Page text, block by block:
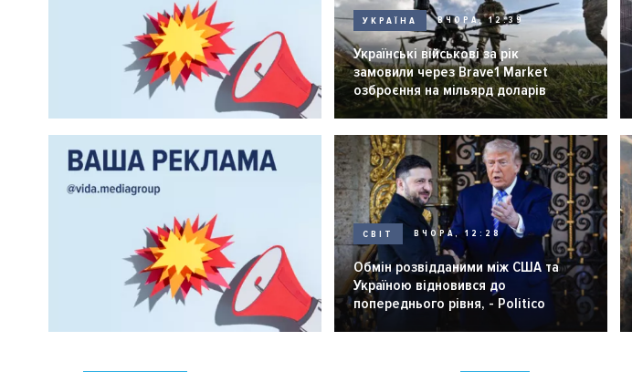
УКРАЇНА ВЧОРА, 12:39
Українські військові за рік
замовили через Brave1 Market
озброєння на мільярд доларів
СВІТ ВЧОРА, 12:28
Обмін розвідданими між США та
Україною відновився до
попереднього рівня, - Politico